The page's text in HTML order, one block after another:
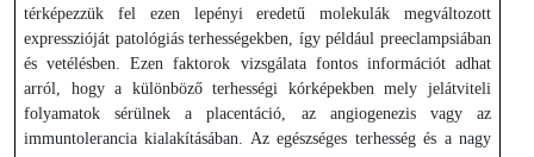
térképezzük fel ezen lepényi eredetű molekulák megváltozott
expresszióját patológiás terhességekben, így például preeclampsiában
és vetélésben. Ezen faktorok vizsgálata fontos információt adhat
arról, hogy a különböző terhességi kórképekben mely jelátviteli
folyamatok sérülnek a placentáció, az angiogenezis vagy az
immuntolerancia kialakításában. Az egészséges terhesség és a nagy